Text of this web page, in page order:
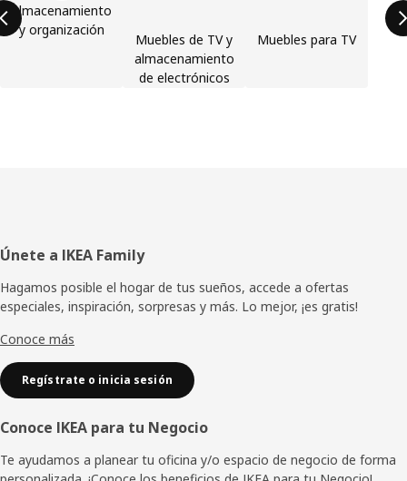
Almacenamiento
y organización
Muebles de TV y
almacenamiento
de electrónicos
Muebles para TV
Pie
de
página
Únete a IKEA Family
Hagamos posible el hogar de tus sueños, accede a ofertas
especiales, inspiración, sorpresas y más. Lo mejor, ¡es gratis!
Conoce más
Regístrate o inicia sesión
Conoce IKEA para tu Negocio
Te ayudamos a planear tu oficina y/o espacio de negocio de forma